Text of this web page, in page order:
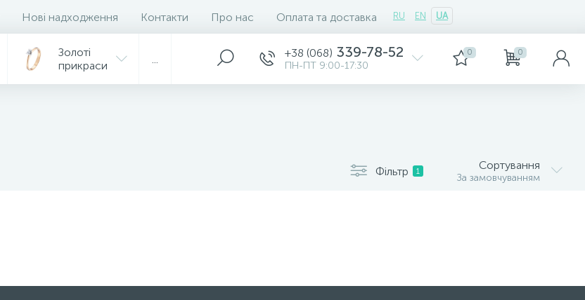
Нові надходження Контакти Про нас Оплата та доставка RU EN UA
Золоті
прикраси
+38 (068) 339-78-52
ПН-ПТ 9:00-17:30
0 0
Фільтр 1 Сортування
За замовчуванням